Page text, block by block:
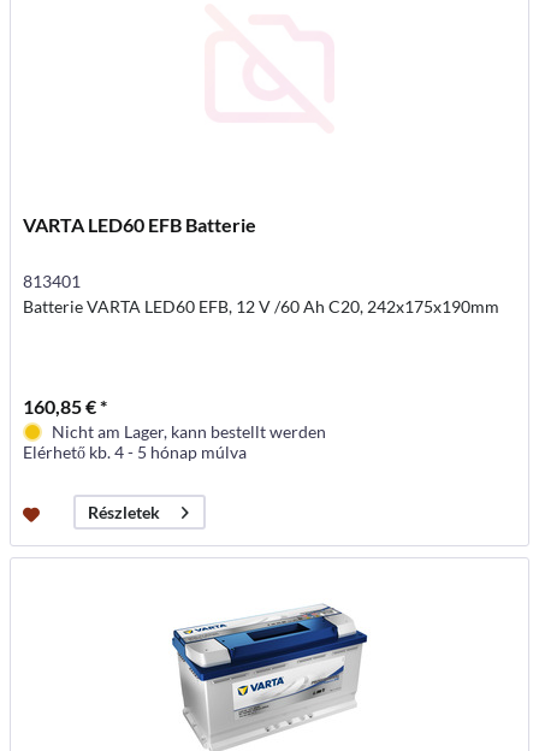
VARTA LED60 EFB Batterie
813401
Batterie VARTA LED60 EFB, 12 V /60 Ah C20, 242x175x190mm
160,85 € *
Nicht am Lager, kann bestellt werden
Elérhető kb. 4 - 5 hónap múlva
Részletek